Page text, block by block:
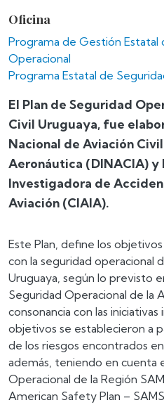
Oficina
Programa de Gestión Estatal
Operacional
Programa Estatal de
El Plan de Seguridad
Civil Uruguaya, fue
Nacional de Aviación
Aeronáutica (DINACIA) y
Investigadora de
Aviación (CIAIA).
Este Plan, define los
con la seguridad operacional
Uruguaya, según lo previsto
Seguridad Operacional de la
consonancia con las
objetivos se establecieron a
de los riesgos encontrados
además, teniendo en cuenta
Operacional de la Región
American Safety Plan –